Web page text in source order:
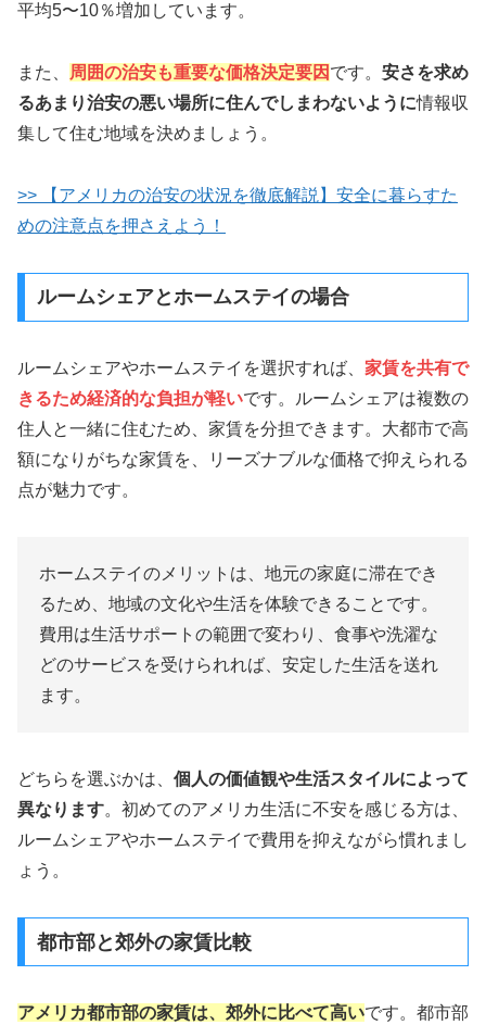
平均5〜10％増加しています。
また、 周囲の治安も重要な価格決定要因 です。 安さを求め
るあまり治安の悪い場所に住んでしまわないように情報収
集して住む地域を決めましょう。
>> 【アメリカの治安の状況を徹底解説】安全に暮らすた
めの注意点を押さえよう！
ルームシェアとホームステイの場合
ルームシェアやホームステイを選択すれば、 家賃を共有で
きるため経済的な負担が軽いです。ルームシェアは複数の
住人と一緒に住むため、家賃を分担できます。大都市で高
額になりがちな家賃を、リーズナブルな価格で抑えられる
点が魅力です。
ホームステイのメリットは、地元の家庭に滞在でき
るため、地域の文化や生活を体験できることです。
費用は生活サポートの範囲で変わり、食事や洗濯な
どのサービスを受けられれば、安定した生活を送れ
ます。
どちらを選ぶかは、 個人の価値観や生活スタイルによって
異なります。初めてのアメリカ生活に不安を感じる方は、
ルームシェアやホームステイで費用を抑えながら慣れまし
ょう。
都市部と郊外の家賃比較
アメリカ都市部の家賃は、郊外に比べて高いです。都市部